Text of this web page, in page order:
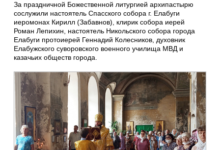
За праздничной Божественной литургией архипастырю
сослужили настоятель Спасского собора г. Елабуги
иеромонах Кирилл (Забавнов), клирик собора иерей
Роман Лепихин, настоятель Никольского собора города
Елабуги протоиерей Геннадий Колесников, духовник
Елабужского суворовского военного училища МВД и
казачьих обществ города.